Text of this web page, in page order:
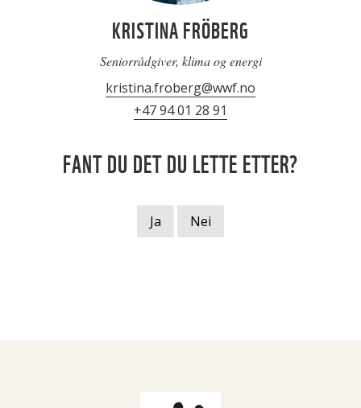
KRISTINA FRÖBERG
Seniorrådgiver, klima og energi
kristina.froberg@wwf.no
+47 94 01 28 91
FANT DU DET DU LETTE ETTER?
Ja Nei